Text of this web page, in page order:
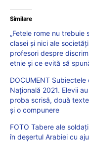
Similare
„Fetele rome nu trebuie
clasei și nici ale
profesori despre
etnie și ce evită să
DOCUMENT
Națională 2021. Elevii
proba scrisă, două
și o compunere
FOTO Tabere ale
în deșertul Arabiei cu